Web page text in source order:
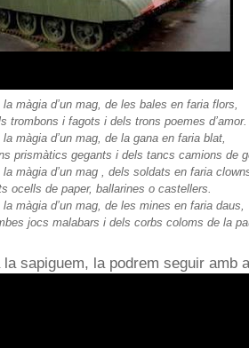
màgia d’un mag, de les bales en faria flors,
trombons i fagots i dels trons poemes d’amor.
màgia d’un mag, de la gana en faria blat,
prismàtics gegants i dels tancs camions de
màgia d’un mag , dels soldats en faria
ocells de paper, ballarines o castellers.
màgia d’un mag, de les mines en faria daus,
jocs malabars i dels corbs coloms de la
la sapiguem, la podrem seguir amb